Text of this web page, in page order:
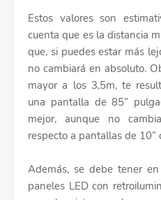
Estos valores son
cuenta que es la distancia
que, si puedes estar más
no cambiará en absoluto.
mayor a los 3,5m, te
una pantalla de 85”
mejor, aunque no
respecto a pantallas de 10”
Además, se debe tener
paneles LED con